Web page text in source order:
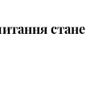
стане